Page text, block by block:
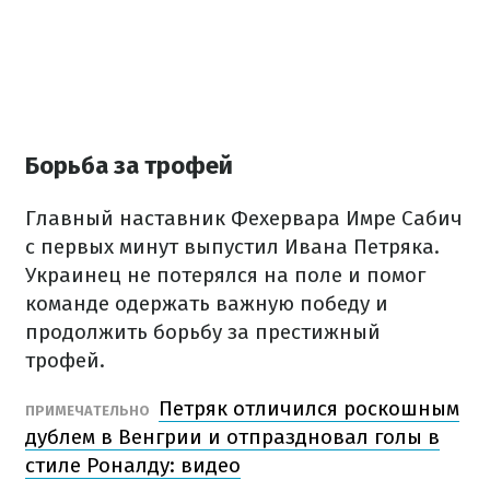
Борьба за трофей
Главный наставник Фехервара Имре Сабич
с первых минут выпустил Ивана Петряка.
Украинец не потерялся на поле и помог
команде одержать важную победу и
продолжить борьбу за престижный
трофей.
ПРИМЕЧАТЕЛЬНО
Петряк отличился роскошным
дублем в Венгрии и отпраздновал голы в
стиле Роналду: видео